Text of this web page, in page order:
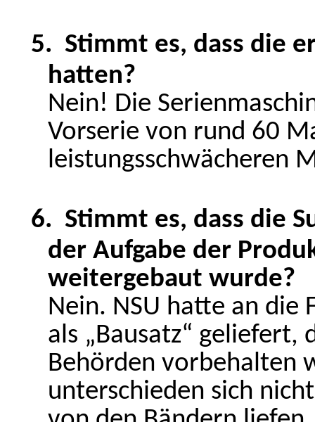
5. Stimmt es, dass die
hatten?
Nein! Die
Vorserie von rund 60
leistungsschwächeren
6. Stimmt es, dass die
der Aufgabe der
weitergebaut wurde?
Nein. NSU hatte an die
als „Bausatz“
Behörden vorbehalten
unterschieden sich